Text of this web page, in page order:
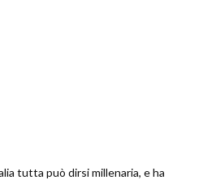
tutta può dirsi millenaria, e ha